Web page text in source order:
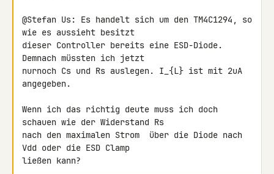
@Stefan Us: Es handelt sich um den TM4C1294, so
wie es aussieht besitzt
dieser Controller bereits eine ESD-Diode.
Demnach müssten ich jetzt
nurnoch Cs und Rs auslegen. I_{L} ist mit 2uA
angegeben.
Wenn ich das richtig deute muss ich doch
schauen wie der Widerstand Rs
nach den maximalen Strom  über die Diode nach
Vdd oder die ESD Clamp
ließen kann?